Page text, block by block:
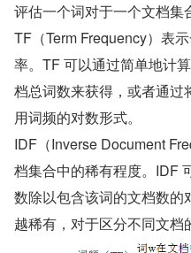
评估一个词对于一个文档集
TF（Term Frequency）表
率。TF 可以通过简单地计
档总词数来获得，或者通过
用词频的对数形式。
IDF（Inverse Document
档集合中的稀有程度。IDF
数除以包含该词的文档数的
越稀有，对于区分不同文档